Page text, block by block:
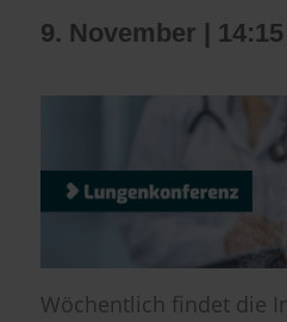
9. November | 14:15
Wöchentlich findet die